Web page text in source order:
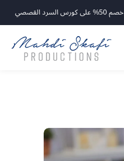
خصم 50% على كورس السرد القصصي